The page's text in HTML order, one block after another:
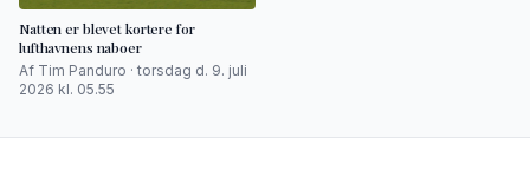
Natten er blevet kortere for
lufthavnens naboer
Af Tim Panduro · torsdag d. 9. juli
2026 kl. 05.55